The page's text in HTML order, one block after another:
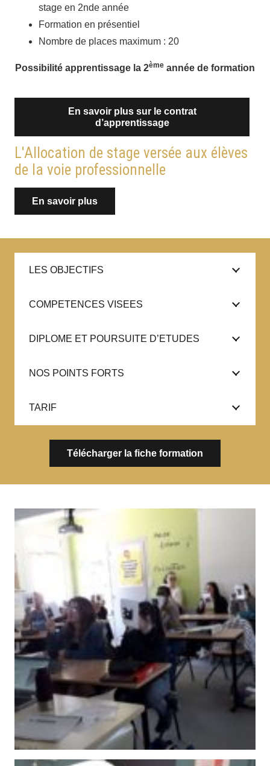
stage en 2nde année
Formation en présentiel
Nombre de places maximum : 20
Possibilité apprentissage la 2ème année de formation
En savoir plus sur le contrat
d’apprentissage
L'Allocation de stage versée aux élèves
de la voie professionnelle
En savoir plus
LES OBJECTIFS
COMPETENCES VISEES
DIPLOME ET POURSUITE D’ETUDES
NOS POINTS FORTS
TARIF
Télécharger la fiche formation